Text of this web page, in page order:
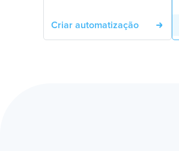
Criar automatização